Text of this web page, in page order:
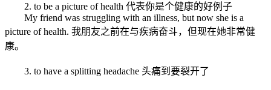
2. to be a picture of health 代表你是个健康的好例子
My friend was struggling with an illness, but now she is a
picture of health. 我朋友之前在与疾病奋斗，但现在她非常健
康。
3. to have a splitting headache 头痛到要裂开了